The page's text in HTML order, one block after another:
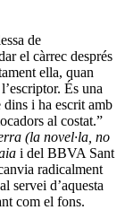
de
el càrrec després
ella, quan
És una
i ha escrit amb
al costat.”
(la novel·la, no
i del BBVA Sant
radicalment
servei d’aquesta
com el fons.